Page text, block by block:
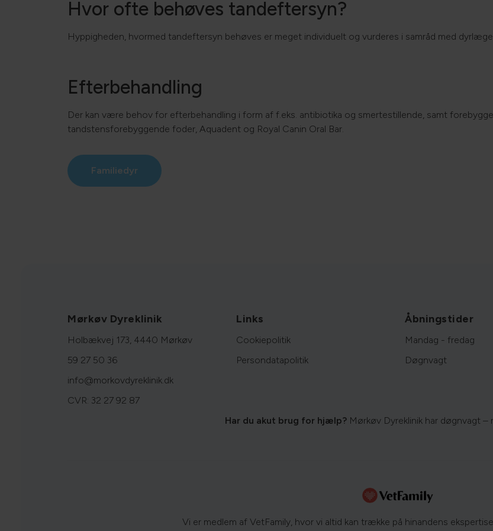
Hvor ofte behøves tandeftersyn?
Hyppigheden, hvormed tandeftersyn behøves er meget individuelt og vurderes i samråd med
Efterbehandling
Der kan være behov for efterbehandling i form af f.eks. antibiotika og smertestillende, samt
tandstensforebyggende foder, Aquadent og Royal Canin Oral Bar.
Familiedyr
Mørkøv Dyreklinik
Holbækvej 173, 4440 Mørkøv
59 27 50 36
info@morkovdyreklinik.dk
CVR: 32 27 92 87
Links
Cookiepolitik
Persondatapolitik
Åbningstider
Mandag - fredag
Døgnvagt
Har du akut brug for hjælp? Mørkøv Dyreklinik har døgnvagt –
Vi er medlem af VetFamily, hvor vi altid kan trække på hinandens